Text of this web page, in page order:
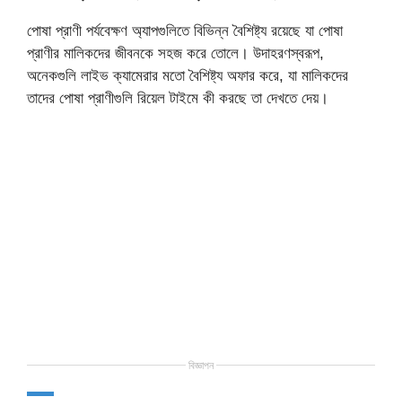
পোষা প্রাণী পর্যবেক্ষণ অ্যাপগুলিতে বিভিন্ন বৈশিষ্ট্য রয়েছে যা পোষা
প্রাণীর মালিকদের জীবনকে সহজ করে তোলে। উদাহরণস্বরূপ,
অনেকগুলি লাইভ ক্যামেরার মতো বৈশিষ্ট্য অফার করে, যা মালিকদের
তাদের পোষা প্রাণীগুলি রিয়েল টাইমে কী করছে তা দেখতে দেয়।
বিজ্ঞাপন